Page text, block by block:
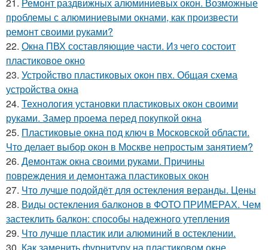
проблемы с алюминиевыми окнами, как произвести
ремонт своими руками?
22. Окна ПВХ составляющие части. Из чего состоит
пластиковое окно
23. Устройство пластиковых окон пвх. Общая схема
устройства окна
24. Технология установки пластиковых окон своими
руками. Замер проема перед покупкой окна
25. Пластиковые окна под ключ в Московской области.
Что делает выбор окон в Москве непростым занятием?
26. Демонтаж окна своими руками. Причины
повреждения и демонтажа пластиковых окон
27. Что лучше подойдёт для остекления веранды. Цены
28. Виды остекления балконов в ФОТО ПРИМЕРАХ. Чем
застеклить балкон: способы надежного утепления
29. Что лучше пластик или алюминий в остеклении.